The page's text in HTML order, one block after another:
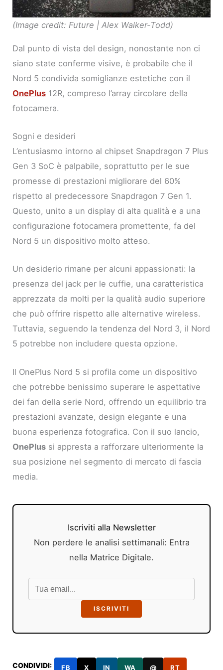
(Image credit: Future | Alex Walker-Todd)
Dal punto di vista del design, nonostante non ci
siano state conferme visive, è probabile che il
Nord 5 condivida somiglianze estetiche con il
OnePlus 12R, compreso l’array circolare della
fotocamera.
Sogni e desideri
L’entusiasmo intorno al chipset Snapdragon 7 Plus
Gen 3 SoC è palpabile, soprattutto per le sue
promesse di prestazioni migliorare del 60%
rispetto al predecessore Snapdragon 7 Gen 1.
Questo, unito a un display di alta qualità e a una
configurazione fotocamera promettente, fa del
Nord 5 un dispositivo molto atteso.
Un desiderio rimane per alcuni appassionati: la
presenza del jack per le cuffie, una caratteristica
apprezzata da molti per la qualità audio superiore
che può offrire rispetto alle alternative wireless.
Tuttavia, seguendo la tendenza del Nord 3, il Nord
5 potrebbe non includere questa opzione.
Il OnePlus Nord 5 si profila come un dispositivo
che potrebbe benissimo superare le aspettative
dei fan della serie Nord, offrendo un equilibrio tra
prestazioni avanzate, design elegante e una
buona esperienza fotografica. Con il suo lancio,
OnePlus si appresta a rafforzare ulteriormente la
sua posizione nel segmento di mercato di fascia
media.
Iscriviti alla Newsletter
Non perdere le analisi settimanali: Entra
nella Matrice Digitale.
ISCRIVITI
CONDIVIDI: FB X IN WA @ RT